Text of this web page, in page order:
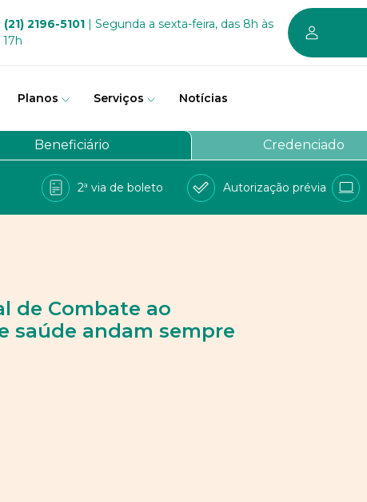
2196-5101| Segunda a sexta-feira, das 8h às
17h
Planos Serviços Notícias
somos
Bem
sustentável dos planos
Beneficiário Credenciado
2ª via de boleto Autorização prévia
de Combate ao
saúde andam sempre